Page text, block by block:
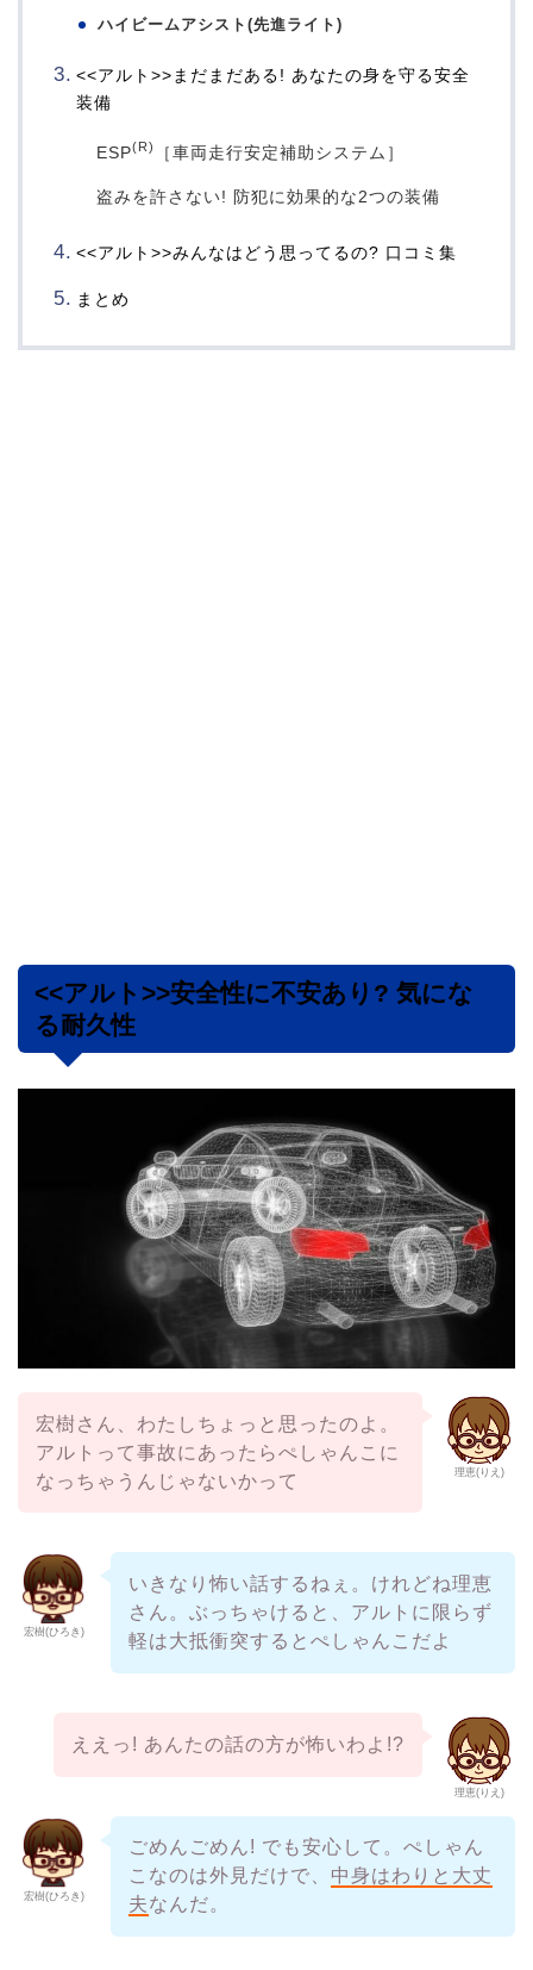
ハイビームアシスト(先進ライト)
<<アルト>>まだまだある! あなたの身を守る安全
装備
ESP(R) ［車両走行安定補助システム］
盗みを許さない! 防犯に効果的な2つの装備
<<アルト>>みんなはどう思ってるの? 口コミ集
まとめ
<<アルト>>安全性に不安あり? 気にな
る耐久性
理恵(りえ)
宏樹さん、わたしちょっと思ったのよ。
アルトって事故にあったらぺしゃんこに
なっちゃうんじゃないかって
宏樹(ひろき)
いきなり怖い話するねぇ。けれどね理恵
さん。ぶっちゃけると、アルトに限らず
軽は大抵衝突するとぺしゃんこだよ
理恵(りえ)
ええっ! あんたの話の方が怖いわよ!?
宏樹(ひろき)
ごめんごめん! でも安心して。ぺしゃん
こなのは外見だけで、 中身はわりと大丈
夫なんだ。